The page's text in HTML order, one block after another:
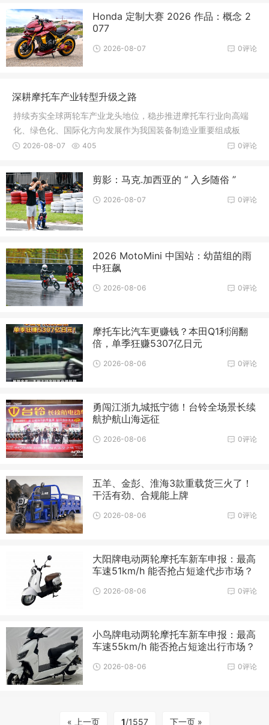
Honda 定制大赛 2026 作品：概念 2
077
0评论
2026-08-07
深耕摩托车产业转型升级之路
持续夯实全球两轮车产业龙头地位，稳步推进摩托车行业向高端
化、绿色化、国际化方向发展作为我国装备制造业重要组成板
块，中国摩
0评论
2026-08-07 405
剪影：马克.加西亚的 “ 入乡随俗 ”
0评论
2026-08-07
2026 MotoMini 中国站：幼苗组的雨
中狂飙
0评论
2026-08-06
摩托车比汽车更赚钱？本田Q1利润翻
倍，单季狂赚5307亿日元
0评论
2026-08-06
勇闯江浙九城抵宁德！台铃全场景长续
航护航山海远征
0评论
2026-08-06
五羊、金彭、淮海3款重载货三火了！
干活有劲、合规能上牌
0评论
2026-08-06
大阳牌电动两轮摩托车新车申报：最高
车速51km/h 能否抢占短途代步市场？
0评论
2026-08-06
小鸟牌电动两轮摩托车新车申报：最高
车速55km/h 能否抢占短途出行市场？
0评论
2026-08-06
« 上一页 1/1557 下一页 »